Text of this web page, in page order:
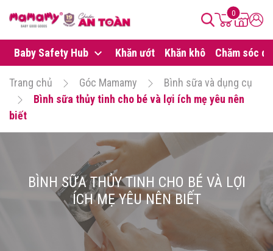
0
Baby Safety Hub Khăn ướt Khăn khô Chăm sóc da
Trang chủ Góc Mamamy
Bình sữa và dụng cụ
Bình sữa thủy tinh cho bé và lợi ích mẹ yêu nên
biết
BÌNH SỮA THỦY TINH CHO BÉ VÀ LỢI
ÍCH MẸ YÊU NÊN BIẾT